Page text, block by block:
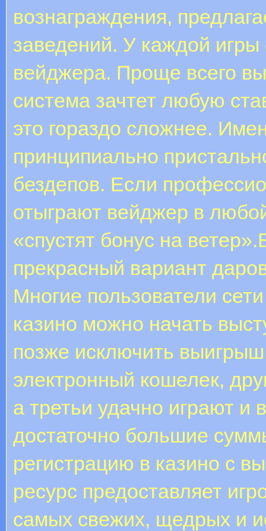
вознаграждения,
заведений. У каждой
вейджера. Проще всего
система зачтет любую
это гораздо сложнее.
принципиально
бездепов. Если
отыграют вейджер в
«спустят бонус на
прекрасный вариант
Многие пользователи
казино можно начать
позже исключить
электронный кошелек,
а третьи удачно играют и
достаточно большие
регистрацию в казино с
ресурс предоставляет
самых свежих, щедрых и